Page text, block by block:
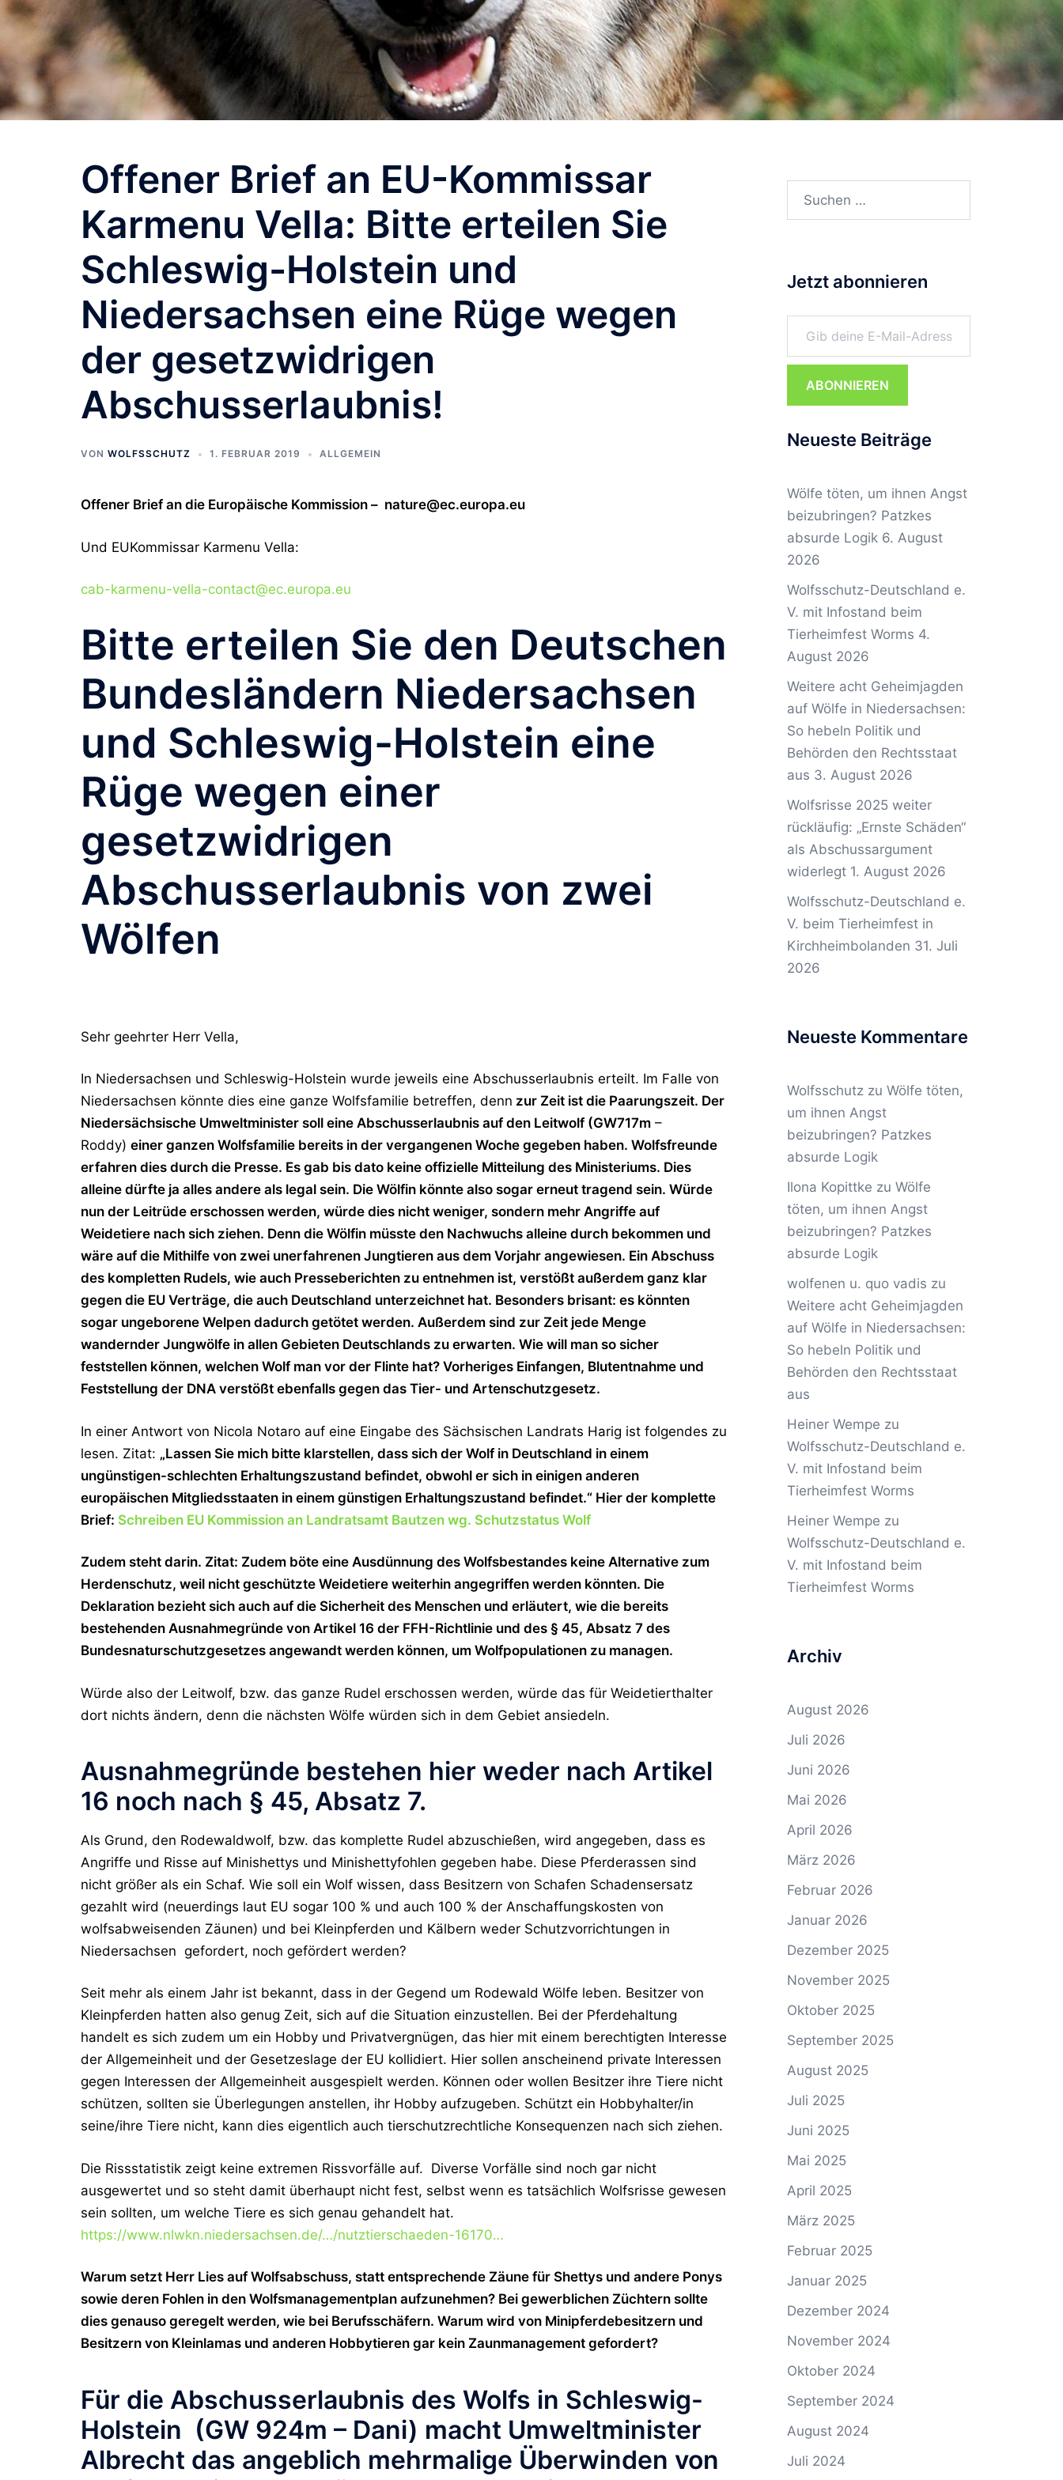
Offener Brief an EU-Kommissar
Karmenu Vella: Bitte erteilen Sie
Schleswig-Holstein und
Niedersachsen eine Rüge wegen
der gesetzwidrigen
Abschusserlaubnis!
VON WOLFSSCHUTZ 1. FEBRUAR 2019 ALLGEMEIN
Offener Brief an die Europäische Kommission – nature@ec.europa.eu
Und EUKommissar Karmenu Vella:
cab-karmenu-vella-contact@ec.europa.eu
Bitte erteilen Sie den Deutschen
Bundesländern Niedersachsen
und Schleswig-Holstein eine
Rüge wegen einer
gesetzwidrigen
Abschusserlaubnis von zwei
Wölfen
Sehr geehrter Herr Vella,
In Niedersachsen und Schleswig-Holstein wurde jeweils eine Abschusserlaubnis erteilt. Im Falle von
Niedersachsen könnte dies eine ganze Wolfsfamilie betreffen, denn zur Zeit ist die Paarungszeit. Der
Niedersächsische Umweltminister soll eine Abschusserlaubnis auf den Leitwolf (GW717m –
Roddy) einer ganzen Wolfsfamilie bereits in der vergangenen Woche gegeben haben. Wolfsfreunde
erfahren dies durch die Presse. Es gab bis dato keine offizielle Mitteilung des Ministeriums. Dies
alleine dürfte ja alles andere als legal sein. Die Wölfin könnte also sogar erneut tragend sein. Würde
nun der Leitrüde erschossen werden, würde dies nicht weniger, sondern mehr Angriffe auf
Weidetiere nach sich ziehen. Denn die Wölfin müsste den Nachwuchs alleine durch bekommen und
wäre auf die Mithilfe von zwei unerfahrenen Jungtieren aus dem Vorjahr angewiesen. Ein Abschuss
des kompletten Rudels, wie auch Presseberichten zu entnehmen ist, verstößt außerdem ganz klar
gegen die EU Verträge, die auch Deutschland unterzeichnet hat. Besonders brisant: es könnten
sogar ungeborene Welpen dadurch getötet werden. Außerdem sind zur Zeit jede Menge
wandernder Jungwölfe in allen Gebieten Deutschlands zu erwarten. Wie will man so sicher
feststellen können, welchen Wolf man vor der Flinte hat? Vorheriges Einfangen, Blutentnahme und
Feststellung der DNA verstößt ebenfalls gegen das Tier- und Artenschutzgesetz.
In einer Antwort von Nicola Notaro auf eine Eingabe des Sächsischen Landrats Harig ist folgendes zu
lesen. Zitat: „Lassen Sie mich bitte klarstellen, dass sich der Wolf in Deutschland in einem
ungünstigen-schlechten Erhaltungszustand befindet, obwohl er sich in einigen anderen
europäischen Mitgliedsstaaten in einem günstigen Erhaltungszustand befindet.“ Hier der komplette
Brief: Schreiben EU Kommission an Landratsamt Bautzen wg. Schutzstatus Wolf
Zudem steht darin. Zitat: Zudem böte eine Ausdünnung des Wolfsbestandes keine Alternative zum
Herdenschutz, weil nicht geschützte Weidetiere weiterhin angegriffen werden könnten. Die
Deklaration bezieht sich auch auf die Sicherheit des Menschen und erläutert, wie die bereits
bestehenden Ausnahmegründe von Artikel 16 der FFH-Richtlinie und des § 45, Absatz 7 des
Bundesnaturschutzgesetzes angewandt werden können, um Wolfpopulationen zu managen.
Würde also der Leitwolf, bzw. das ganze Rudel erschossen werden, würde das für Weidetierthalter
dort nichts ändern, denn die nächsten Wölfe würden sich in dem Gebiet ansiedeln.
Ausnahmegründe bestehen hier weder nach Artikel
16 noch nach § 45, Absatz 7.
Als Grund, den Rodewaldwolf, bzw. das komplette Rudel abzuschießen, wird angegeben, dass es
Angriffe und Risse auf Minishettys und Minishettyfohlen gegeben habe. Diese Pferderassen sind
nicht größer als ein Schaf. Wie soll ein Wolf wissen, dass Besitzern von Schafen Schadensersatz
gezahlt wird (neuerdings laut EU sogar 100 % und auch 100 % der Anschaffungskosten von
wolfsabweisenden Zäunen) und bei Kleinpferden und Kälbern weder Schutzvorrichtungen in
Niedersachsen gefordert, noch gefördert werden?
Seit mehr als einem Jahr ist bekannt, dass in der Gegend um Rodewald Wölfe leben. Besitzer von
Kleinpferden hatten also genug Zeit, sich auf die Situation einzustellen. Bei der Pferdehaltung
handelt es sich zudem um ein Hobby und Privatvergnügen, das hier mit einem berechtigten Interesse
der Allgemeinheit und der Gesetzeslage der EU kollidiert. Hier sollen anscheinend private Interessen
gegen Interessen der Allgemeinheit ausgespielt werden. Können oder wollen Besitzer ihre Tiere nicht
schützen, sollten sie Überlegungen anstellen, ihr Hobby aufzugeben. Schützt ein Hobbyhalter/in
seine/ihre Tiere nicht, kann dies eigentlich auch tierschutzrechtliche Konsequenzen nach sich ziehen.
Die Rissstatistik zeigt keine extremen Rissvorfälle auf. Diverse Vorfälle sind noch gar nicht
ausgewertet und so steht damit überhaupt nicht fest, selbst wenn es tatsächlich Wolfsrisse gewesen
sein sollten, um welche Tiere es sich genau gehandelt hat.
https://www.nlwkn.niedersachsen.de/…/nutztierschaeden-16170…
Warum setzt Herr Lies auf Wolfsabschuss, statt entsprechende Zäune für Shettys und andere Ponys
sowie deren Fohlen in den Wolfsmanagementplan aufzunehmen? Bei gewerblichen Züchtern sollte
dies genauso geregelt werden, wie bei Berufsschäfern. Warum wird von Minipferdebesitzern und
Besitzern von Kleinlamas und anderen Hobbytieren gar kein Zaunmanagement gefordert?
Für die Abschusserlaubnis des Wolfs in Schleswig-
Holstein (GW 924m – Dani) macht Umweltminister
Albrecht das angeblich mehrmalige Überwinden von
Suchen
Jetzt abonnieren
Gib deine E-Mail-Adresse ein ...
ABONNIEREN
Neueste Beiträge
Wölfe töten, um ihnen Angst
beizubringen? Patzkes
absurde Logik 6. August
2026
Wolfsschutz-Deutschland e.
V. mit Infostand beim
Tierheimfest Worms 4.
August 2026
Weitere acht Geheimjagden
auf Wölfe in Niedersachsen:
So hebeln Politik und
Behörden den Rechtsstaat
aus 3. August 2026
Wolfsrisse 2025 weiter
rückläufig: „Ernste Schäden“
als Abschussargument
widerlegt 1. August 2026
Wolfsschutz-Deutschland e.
V. beim Tierheimfest in
Kirchheimbolanden 31. Juli
2026
Neueste Kommentare
Wolfsschutzzu Wölfe töten,
um ihnen Angst
beizubringen? Patzkes
absurde Logik
Ilona Kopittke zu Wölfe
töten, um ihnen Angst
beizubringen? Patzkes
absurde Logik
wolfenen u. quo vadis zu
Weitere acht Geheimjagden
auf Wölfe in Niedersachsen:
So hebeln Politik und
Behörden den Rechtsstaat
aus
Heiner Wempe zu
Wolfsschutz-Deutschland e.
V. mit Infostand beim
Tierheimfest Worms
Heiner Wempe zu
Wolfsschutz-Deutschland e.
V. mit Infostand beim
Tierheimfest Worms
Archiv
August 2026
Juli 2026
Juni 2026
Mai 2026
April 2026
März 2026
Februar 2026
Januar 2026
Dezember 2025
November 2025
Oktober 2025
September 2025
August 2025
Juli 2025
Juni 2025
Mai 2025
April 2025
März 2025
Februar 2025
Januar 2025
Dezember 2024
November 2024
Oktober 2024
September 2024
August 2024
Juli 2024